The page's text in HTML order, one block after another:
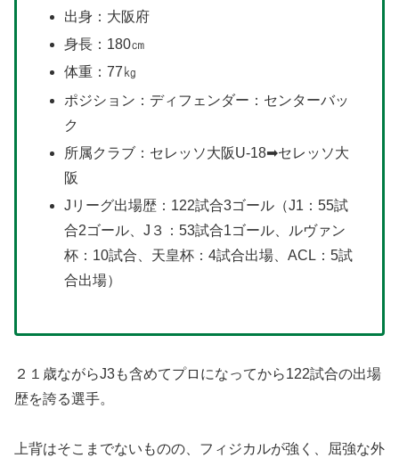
出身：大阪府
身長：180㎝
体重：77㎏
ポジション：ディフェンダー：センターバッ
ク
所属クラブ：セレッソ大阪U-18➡セレッソ大
阪
Jリーグ出場歴：122試合3ゴール（J1：55試
合2ゴール、J３：53試合1ゴール、ルヴァン
杯：10試合、天皇杯：4試合出場、ACL：5試
合出場）
２１歳ながらJ3も含めてプロになってから122試合の出場
歴を誇る選手。
上背はそこまでないものの、フィジカルが強く、屈強な外